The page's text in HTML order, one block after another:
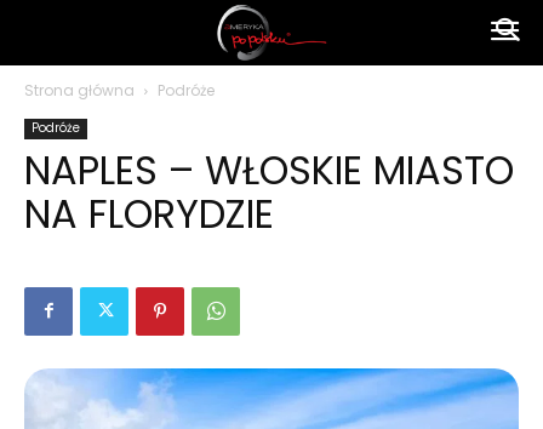
Strona główna Podróże
Podróże
NAPLES – WŁOSKIE MIASTO
NA FLORYDZIE